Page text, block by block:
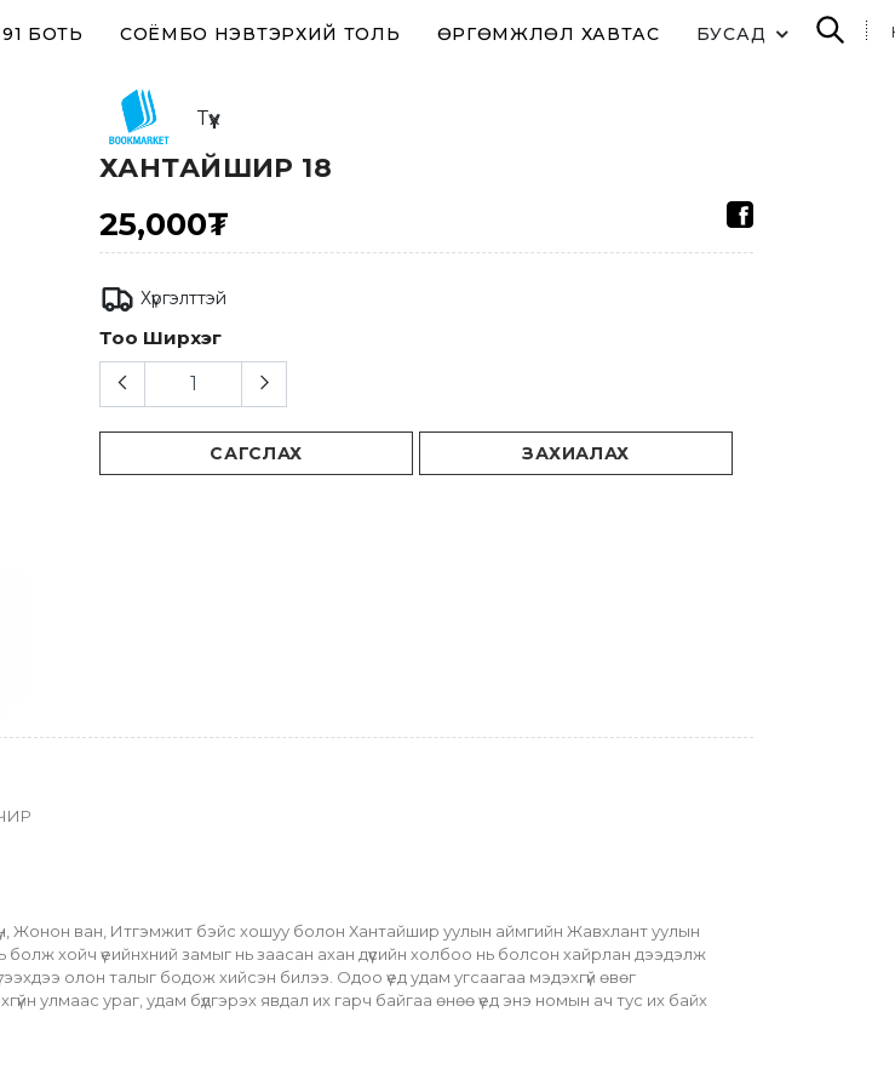
БОТЬ СОЁМБО НЭВТЭРХИЙ ТОЛЬ ӨРГӨМЖЛӨЛ ХАВТАС БУСАД
Түүх
ХАНТАЙШИР 18
25,000₮
Хүргэлттэй
Тоо Ширхэг
САГСЛАХ ЗАХИАЛАХ
Жонон ван, Итгэмжит бэйс хошуу болон Хантайшир уулын аймгийн Жавхлант уулын
хойч үеийнхний замыг нь заасан ахан дүүсийн холбоо нь болсон хайрлан дээдэлж
олон талыг бодож хийсэн билээ. Одоо үед удам угсаагаа мэдэхгүй өвөг
улмаас ураг, удам бүдгэрэх явдал их гарч байгаа өнөө үед энэ номын ач тус их байх